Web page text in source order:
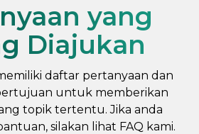
yang
Diajukan
daftar pertanyaan dan
untuk memberikan
topik tertentu. Jika anda
silakan lihat FAQ kami.